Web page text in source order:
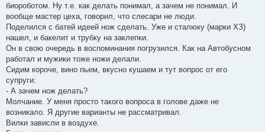
биороботом. Ну т.е. как делать понимал, а зачем не понимал. И
вообще мастер цеха, говорил, что слесари не люди.
Поделился с батей идеей нож сделать. Уже и сталюку (марки ХЗ)
нашел, и бакелит и трубку на заклепки.
Он в свою очередь в воспоминания погрузился. Как на Автобусном
работал и мужики тоже ножи делали.
Сидим короче, вино пьем, вкусно кушаем и тут вопрос от его
супруги:
- А зачем нож делать?
Молчание. У меня просто такого вопроса в голове даже не
возникало. Я другие варианты не рассматривал.
Вилки зависли в воздухе.